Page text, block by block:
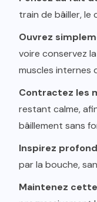
train de bâiller, le
Ouvrez
voire conservez la
muscles internes
Contractez les
restant calme,
bâillement sans
Inspirez
par la bouche,
Maintenez